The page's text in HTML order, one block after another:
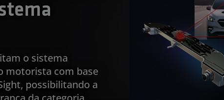
o sistema
motorista com base
possibilitando a